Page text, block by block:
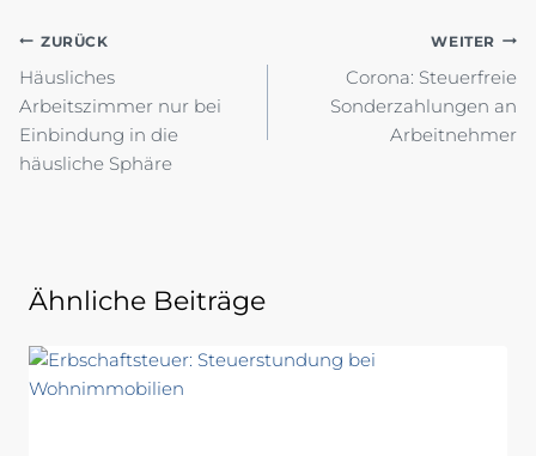
Beitragsnavigation
ZURÜCK
Häusliches
Arbeitszimmer nur bei
Einbindung in die
häusliche Sphäre
WEITER
Corona: Steuerfreie
Sonderzahlungen an
Arbeitnehmer
Ähnliche Beiträge